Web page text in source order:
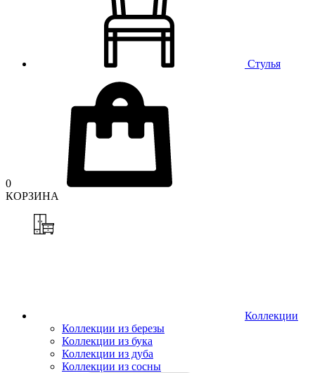
Стулья
0
КОРЗИНА
Коллекции
Коллекции из березы
Коллекции из бука
Коллекции из дуба
Коллекции из сосны